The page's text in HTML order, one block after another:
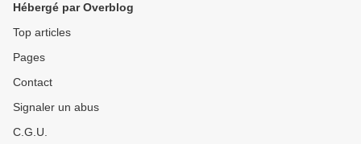
Hébergé par Overblog
Top articles
Pages
Contact
Signaler un abus
C.G.U.